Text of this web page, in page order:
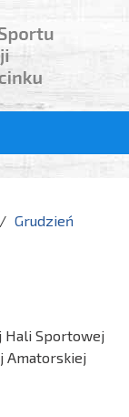
Grudzień
Hali Sportowej
Amatorskiej